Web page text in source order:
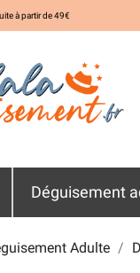
à partir de 49€
Déguisement
Adulte